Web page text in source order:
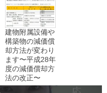
建物附属設備や
構築物の減価償
却方法が変わり
ます〜平成28年
度の減価償却方
法の改正〜